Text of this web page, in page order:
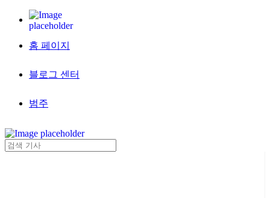
홈 페이지
블로그 센터
범주